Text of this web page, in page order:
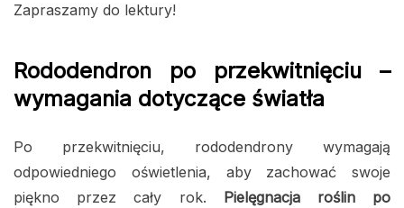
Zapraszamy do lektury!
Rododendron po przekwitnięciu –
wymagania dotyczące światła
Po przekwitnięciu, rododendrony wymagają
odpowiedniego oświetlenia, aby zachować swoje
piękno przez cały rok.
Pielęgnacja roślin po